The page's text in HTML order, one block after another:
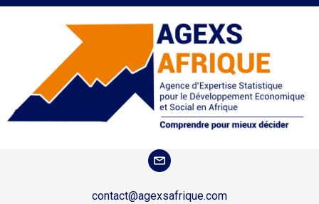
contact@agexsafrique.com